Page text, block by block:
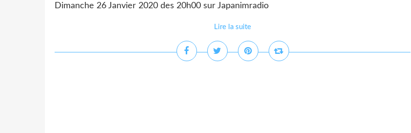
Dimanche 26 Janvier 2020 des 20h00 sur Japanimradio
Lire la suite